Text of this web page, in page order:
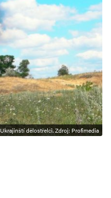
Ukrajinští dělostřelci. Zdroj: Profimedia